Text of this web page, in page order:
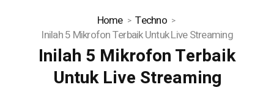
Home
Techno
Inilah 5 Mikrofon Terbaik Untuk Live Streaming
Inilah 5 Mikrofon Terbaik
Untuk Live Streaming